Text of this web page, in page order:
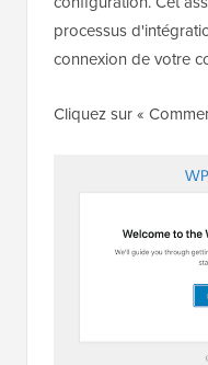
processus
connexion de votre
Cliquez sur «